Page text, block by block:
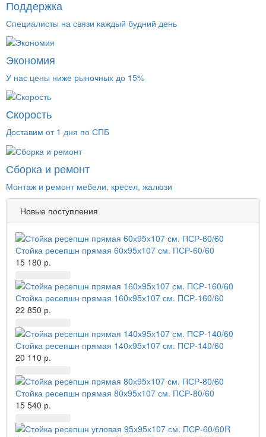
Поддержка
Специалисты на связи каждый будний день
Экономия
У нас цены ниже рыночных до 15%
Скорость
Доставим от 1 дня по СПБ
Сборка и ремонт
Монтаж и ремонт мебели, кресел, жалюзи
Новые поступления
Стойка ресепшн прямая 60х95х107 см. ПСР-60/60
15 180 р.
Стойка ресепшн прямая 160х95х107 см. ПСР-160/60
22 850 р.
Стойка ресепшн прямая 140х95х107 см. ПСР-140/60
20 110 р.
Стойка ресепшн прямая 80х95х107 см. ПСР-80/60
15 540 р.